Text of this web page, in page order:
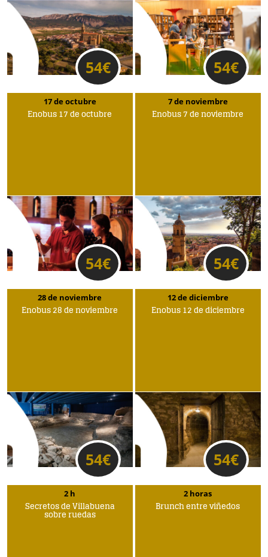
54€ 54€
17 de octubre
Enobus 17 de octubre
54€
7 de noviembre
Enobus 7 de noviembre
54€
28 de noviembre
Enobus 28 de noviembre
54€
12 de diciembre
Enobus 12 de diciembre
54€
2 h
Secretos de Villabuena
sobre ruedas
2 horas
Brunch entre viñedos